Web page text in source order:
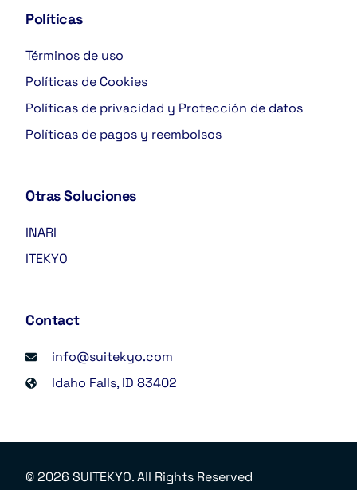
Políticas
Términos de uso
Políticas de Cookies
Políticas de privacidad y Protección de datos
Políticas de pagos y reembolsos
Otras Soluciones
INARI
ITEKYO
Contact
info@suitekyo.com
Idaho Falls, ID 83402
© 2026 SUITEKYO. All Rights Reserved
Regístrate Ahora